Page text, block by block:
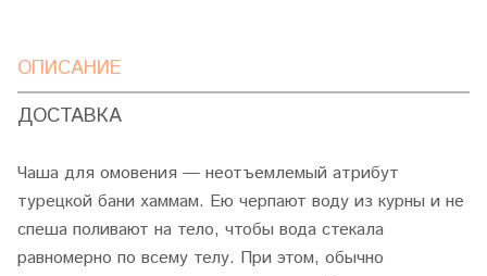
ОПИСАНИЕ
ДОСТАВКА
Чаша для омовения — неотъемлемый атрибут
турецкой бани хаммам. Ею черпают воду из курны и не
спеша поливают на тело, чтобы вода стекала
равномерно по всему телу. При этом, обычно